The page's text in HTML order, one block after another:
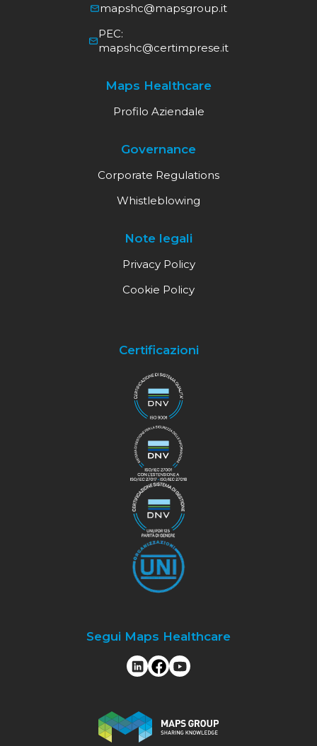
mapshc@mapsgroup.it
PEC:
mapshc@certimprese.it
Maps Healthcare
Profilo Aziendale
Governance
Corporate Regulations
Whistleblowing
Note legali
Privacy Policy
Cookie Policy
Certificazioni
Segui Maps Healthcare